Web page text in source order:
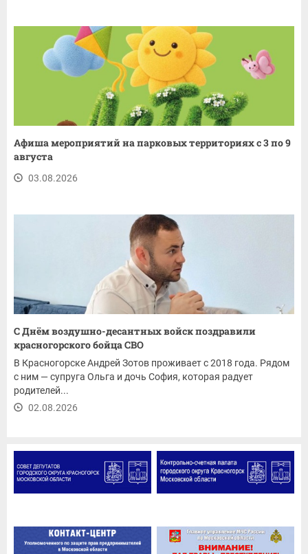
Афиша мероприятий на парковых территориях с 3 по 9
августа
03.08.2026
С Днём воздушно-десантных войск поздравили
красногорского бойца СВО
В Красногорске Андрей Зотов проживает с 2018 года. Рядом
с ним — супруга Ольга и дочь София, которая радует
родителей...
02.08.2026